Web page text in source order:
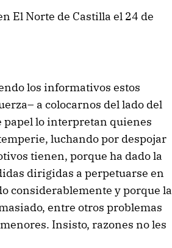
El Norte de Castilla el 24 de
los informativos estos
a colocarnos del lado del
papel lo interpretan quienes
luchando por despojar
tienen, porque ha dado la
dirigidas a perpetuarse en
considerablemente y porque la
entre otros problemas
Insisto, razones no les